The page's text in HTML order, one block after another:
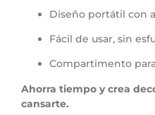
Diseño portátil con
Fácil de usar, sin
Compartimento
Ahorra tiempo y crea
cansarte.